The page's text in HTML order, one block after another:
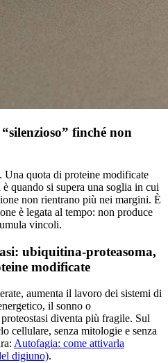
finché non
quota di proteine modificate
quando si supera una soglia in cui
non rientrano più nei margini. È
è legata al tempo: non produce
vincoli.
ubiquitina-proteasoma,
modificate
aumenta il lavoro dei sistemi di
il sonno o
diventa più fragile. Sul
cellulare, senza mitologie e senza
Autofagia: come attivarla
digiuno).